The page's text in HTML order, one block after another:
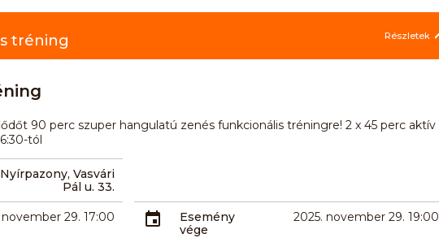
tréning Részletek
90 perc szuper hangulatú zenés funkcionális tréningre! 2 x 45 perc aktív
tól
Vasvári
Pál u. 33.
november 29. 17:00
Esemény
vége
2025. november 29. 19:00